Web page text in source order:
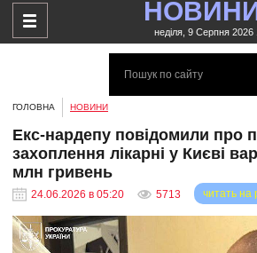
неділя, 9 Серпня 2026
ГОЛОВНА НОВИНИ
Екс-нардепу повідомили про
захоплення лікарні у Києві
млн ​​гривень
24.06.2026 в 05:20 5713 читать на